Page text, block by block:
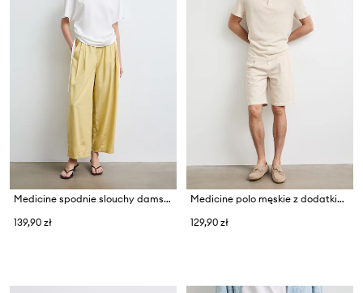
Medicine spodnie slouchy damskie z dodatkiem lnu
139,90 zł
Medicine polo męskie z dodatkiem lnu
129,90 zł